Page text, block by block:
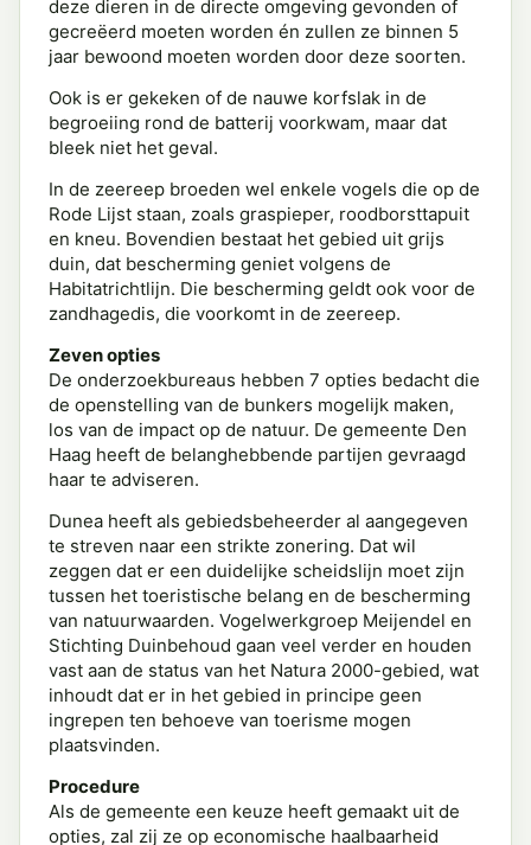
deze dieren in de directe omgeving gevonden of
gecreëerd moeten worden én zullen ze binnen 5
jaar bewoond moeten worden door deze soorten.
Ook is er gekeken of de nauwe korfslak in de
begroeiing rond de batterij voorkwam, maar dat
bleek niet het geval.
In de zeereep broeden wel enkele vogels die op de
Rode Lijst staan, zoals graspieper, roodborsttapuit
en kneu. Bovendien bestaat het gebied uit grijs
duin, dat bescherming geniet volgens de
Habitatrichtlijn. Die bescherming geldt ook voor de
zandhagedis, die voorkomt in de zeereep.
Zeven opties
De onderzoekbureaus hebben 7 opties bedacht die
de openstelling van de bunkers mogelijk maken,
los van de impact op de natuur. De gemeente Den
Haag heeft de belanghebbende partijen gevraagd
haar te adviseren.
Dunea heeft als gebiedsbeheerder al aangegeven
te streven naar een strikte zonering. Dat wil
zeggen dat er een duidelijke scheidslijn moet zijn
tussen het toeristische belang en de bescherming
van natuurwaarden. Vogelwerkgroep Meijendel en
Stichting Duinbehoud gaan veel verder en houden
vast aan de status van het Natura 2000-gebied, wat
inhoudt dat er in het gebied in principe geen
ingrepen ten behoeve van toerisme mogen
plaatsvinden.
Procedure
Als de gemeente een keuze heeft gemaakt uit de
opties, zal zij ze op economische haalbaarheid